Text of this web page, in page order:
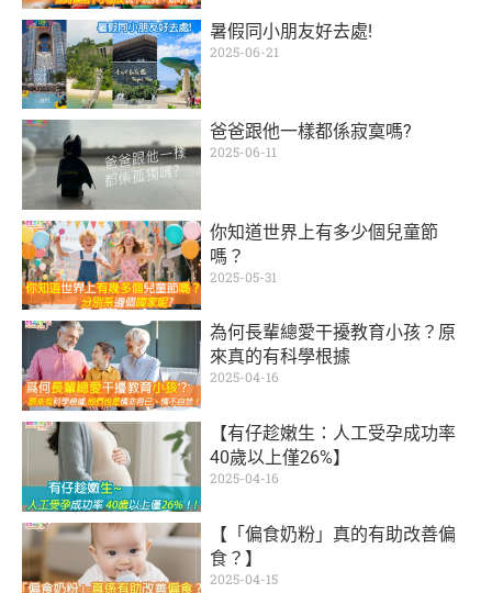
暑假同小朋友好去處!
2025-06-21
爸爸跟他一樣都係寂寞嗎?
2025-06-11
你知道世界上有多少個兒童節
嗎？
2025-05-31
為何長輩總愛干擾教育小孩？原
來真的有科學根據
2025-04-16
【有仔趁嫩生：人工受孕成功率
40歲以上僅26%】
2025-04-16
【「偏食奶粉」真的有助改善偏
食？】
2025-04-15